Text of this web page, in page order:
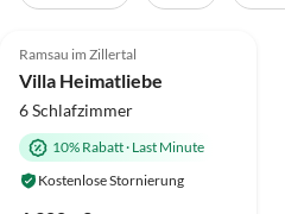
Top-Inserat
Ramsau im Zillertal
Villa Heimatliebe
6 Schlafzimmer
10% Rabatt· Last Minute
Kostenlose Stornierung